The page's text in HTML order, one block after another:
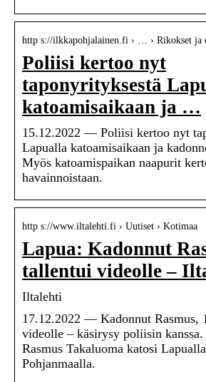
http s://ilkkapohjalainen.fi › … › Rikokset ja
Poliisi kertoo nyt
taponyrityksestä
katoamisaikaan ja …
15.12.2022 — Poliisi kertoo nyt
Lapualla katoamisaikaan ja
Myös katoamispaikan naapurit
havainnoistaan.
http s://www.iltalehti.fi › Uutiset › Kotimaa
Lapua: Kadonnut
tallentui videolle –
Iltalehti
17.12.2022 — Kadonnut Rasmus,
videolle – käsirysy poliisin
Rasmus Takaluoma katosi
Pohjanmaalla.